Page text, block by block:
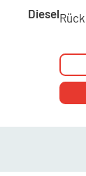
Diesel